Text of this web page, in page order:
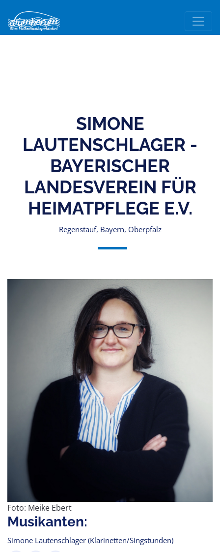
SIMONE
LAUTENSCHLAGER -
BAYERISCHER
LANDESVEREIN FÜR
HEIMATPFLEGE E.V.
Regenstauf, Bayern, Oberpfalz
Foto: Meike Ebert
Musikanten:
Simone Lautenschlager (Klarinetten/Singstunden)